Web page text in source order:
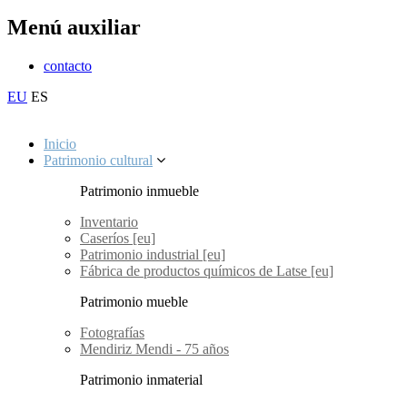
Menú auxiliar
contacto
EU ES
Inicio
Patrimonio cultural
Patrimonio inmueble
Inventario
Caseríos [eu]
Patrimonio industrial [eu]
Fábrica de productos químicos de Latse [eu]
Patrimonio mueble
Fotografías
Mendiriz Mendi - 75 años
Patrimonio inmaterial